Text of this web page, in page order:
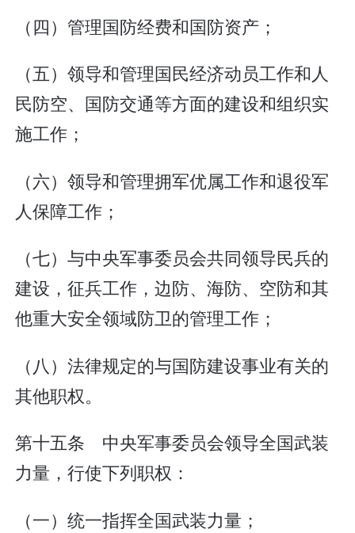
（四）管理国防经费和国防资产；
（五）领导和管理国民经济动员工作和人
民防空、国防交通等方面的建设和组织实
施工作；
（六）领导和管理拥军优属工作和退役军
人保障工作；
（七）与中央军事委员会共同领导民兵的
建设，征兵工作，边防、海防、空防和其
他重大安全领域防卫的管理工作；
（八）法律规定的与国防建设事业有关的
其他职权。
第十五条 中央军事委员会领导全国武装
力量，行使下列职权：
（一）统一指挥全国武装力量；